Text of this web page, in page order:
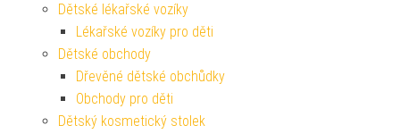
Dětské lékařské vozíky
Lékařské vozíky pro děti
Dětské obchody
Dřevěné dětské obchůdky
Obchody pro děti
Dětský kosmetický stolek